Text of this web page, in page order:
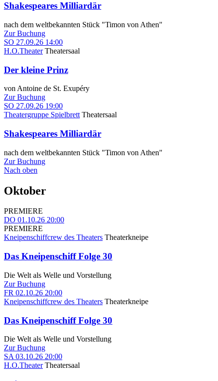
Shakespeares Milliardär
nach dem weltbekannten Stück "Timon von Athen"
Zur Buchung
SO 27.09.26 14:00
H.O.Theater Theatersaal
Der kleine Prinz
von Antoine de St. Exupéry
Zur Buchung
SO 27.09.26 19:00
Theatergruppe Spielbrett Theatersaal
Shakespeares Milliardär
nach dem weltbekannten Stück "Timon von Athen"
Zur Buchung
Nach oben
Oktober
PREMIERE
DO 01.10.26 20:00
PREMIERE
Kneipenschiffcrew des Theaters Theaterkneipe
Das Kneipenschiff Folge 30
Die Welt als Welle und Vorstellung
Zur Buchung
FR 02.10.26 20:00
Kneipenschiffcrew des Theaters Theaterkneipe
Das Kneipenschiff Folge 30
Die Welt als Welle und Vorstellung
Zur Buchung
SA 03.10.26 20:00
H.O.Theater Theatersaal